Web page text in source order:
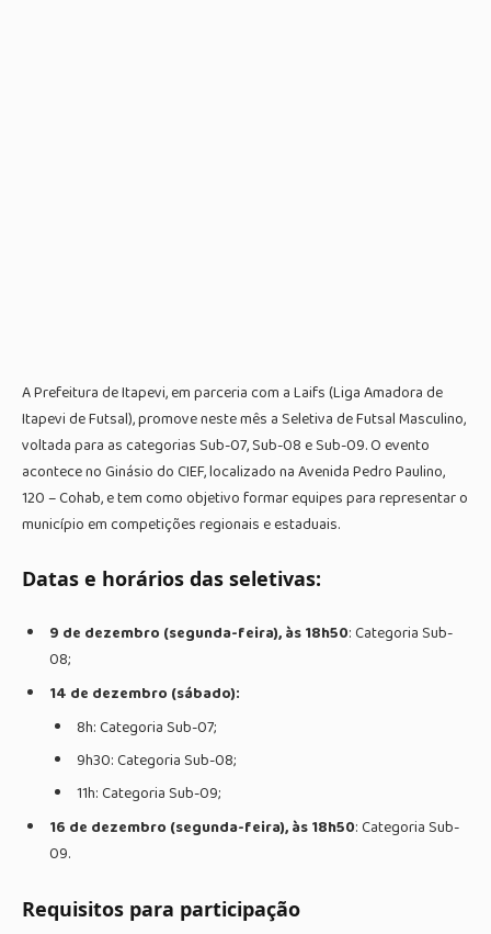
A Prefeitura de Itapevi, em parceria com a Laifs (Liga Amadora de
Itapevi de Futsal), promove neste mês a Seletiva de Futsal Masculino,
voltada para as categorias Sub-07, Sub-08 e Sub-09. O evento
acontece no Ginásio do CIEF, localizado na Avenida Pedro Paulino,
120 – Cohab, e tem como objetivo formar equipes para representar o
município em competições regionais e estaduais.
Datas e horários das seletivas:
9 de dezembro (segunda-feira), às 18h50: Categoria Sub-
08;
14 de dezembro (sábado):
8h: Categoria Sub-07;
9h30: Categoria Sub-08;
11h: Categoria Sub-09;
16 de dezembro (segunda-feira), às 18h50: Categoria Sub-
09.
Requisitos para participação